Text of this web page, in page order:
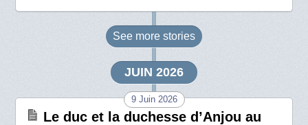
See more stories
JUIN 2026
9 Juin 2026
Le duc et la duchesse d’Anjou au